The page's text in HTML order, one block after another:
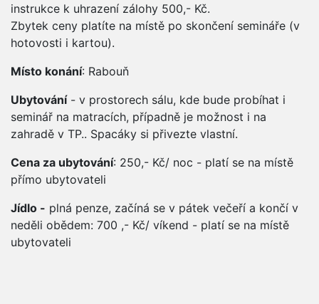
instrukce k uhrazení zálohy 500,- Kč.
Zbytek ceny platíte na místě po skončení semináře (v
hotovosti i kartou).
Místo konání: Rabouň
Ubytování- v prostorech sálu, kde bude probíhat i
seminář na matracích, případně je možnost i na
zahradě v TP.. Spacáky si přivezte vlastní.
Cena za ubytování: 250,- Kč/ noc - platí se na místě
přímo ubytovateli
Jídlo - plná penze, začíná se v pátek večeří a končí v
neděli obědem: 700 ,- Kč/ víkend - platí se na místě
ubytovateli